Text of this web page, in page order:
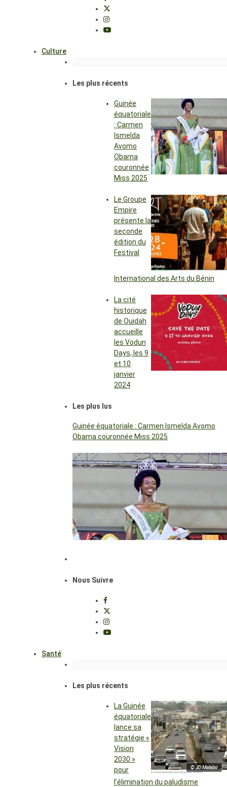
Culture
Les plus récents
Guinée
équatoriale
: Carmen
Ismelda
Avomo
Obama
couronnée
Miss 2025
Le Groupe
Empire
présente la
seconde
édition du
Festival
International des Arts du Bénin
La cité
historique
de Ouidah
accueille
les Vodun
Days, les 9
et 10
janvier
2024
Les plus lus
Guinée équatoriale : Carmen Ismelda Avomo
Obama couronnée Miss 2025
Nous Suivre
Santé
Les plus récents
© JD Malabo
La Guinée
équatoriale
lance sa
stratégie «
Vision
2030 »
pour
l’élimination du paludisme